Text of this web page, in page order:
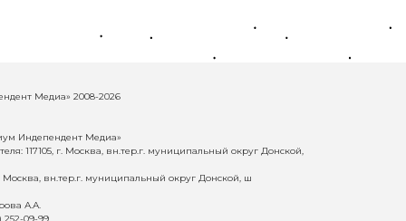
Медиа» 2008-2026
Индепендент Медиа»
117105, г. Москва, вн.тер.г. муниципальный округ Донской,
Москва, вн.тер.г. муниципальный округ Донской, ш
А.А.